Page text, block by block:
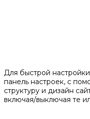
Для быстрой
панель настроек, с
структуру и дизайн
включая/выключая те